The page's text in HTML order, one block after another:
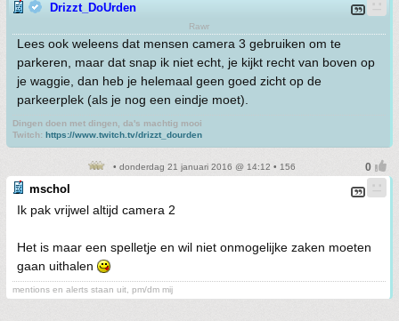
Drizzt_DoUrden
Rawr
Lees ook weleens dat mensen camera 3 gebruiken om te
parkeren, maar dat snap ik niet echt, je kijkt recht van boven op
je waggie, dan heb je helemaal geen goed zicht op de
parkeerplek (als je nog een eindje moet).
Dingen doen met dingen, da's machtig mooi
Twitch: https://www.twitch.tv/drizzt_dourden
• donderdag 21 januari 2016 @ 14:12 • 156
mschol
Ik pak vrijwel altijd camera 2
Het is maar een spelletje en wil niet onmogelijke zaken moeten
gaan uithalen
mentions en alerts staan uit, pm/dm mij